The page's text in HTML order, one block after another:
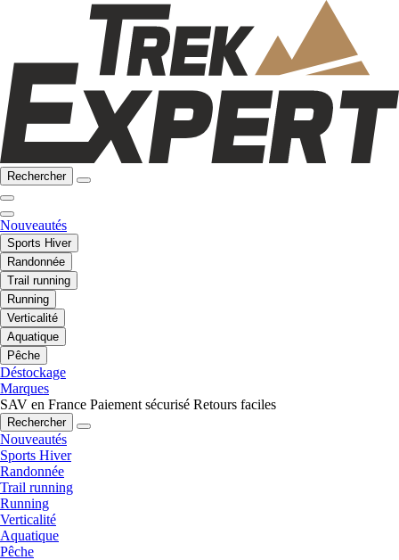
Rechercher
Nouveautés
Sports Hiver
Randonnée
Trail running
Running
Verticalité
Aquatique
Pêche
Déstockage
Marques
SAV en France Paiement sécurisé Retours faciles
Rechercher
Nouveautés
Sports Hiver
Randonnée
Trail running
Running
Verticalité
Aquatique
Pêche